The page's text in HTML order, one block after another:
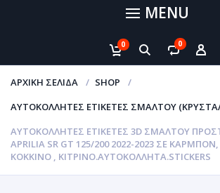
MENU
0 0
ΑΡΧΙΚΉ ΣΕΛΊΔΑ
SHOP
ΑΥΤΟΚΌΛΛΗΤΕΣ ΕΤΙΚΈΤΕΣ ΣΜΆΛΤΟΥ
ΑΥΤΟΚΌΛΛΗΤΕΣ ΕΤΙΚΈΤΕΣ 3D ΣΜΆΛΤΟΥ
APRILIA SR GT 125/200 2022-2023 ΣΕ
ΚΌΚΚΙΝΟ , ΚΊΤΡΙΝΟ.ΑΥΤΟΚΌΛΛΗΤΑ.STICKERS